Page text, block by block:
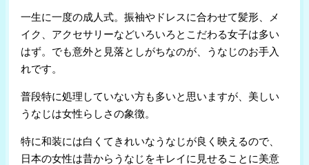
一生に一度の成人式。振袖やドレスに合わせて髪形、メ
イク、アクセサリーなどいろいろとこだわる女子は多い
はず。でも意外と見落としがちなのが、うなじのお手入
れです。
普段特に処理していない方も多いと思いますが、美しい
うなじは女性らしさの象徴。
特に和装には白くてきれいなうなじが良く映えるので、
日本の女性は昔からうなじをキレイに見せることに美意